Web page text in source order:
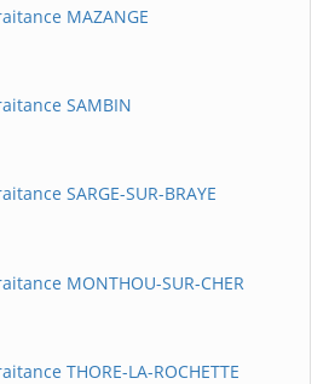
MAZANGE
SAMBIN
SARGE-SUR-BRAYE
MONTHOU-SUR-CHER
THORE-LA-ROCHETTE